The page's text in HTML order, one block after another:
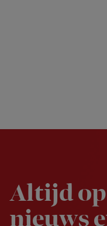
Altijd op
nieuws